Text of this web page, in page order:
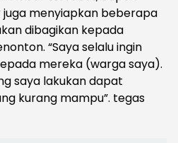
juga menyiapkan beberapa
dibagikan kepada
“Saya selalu ingin
mereka (warga saya).
saya lakukan dapat
kurang mampu”. tegas